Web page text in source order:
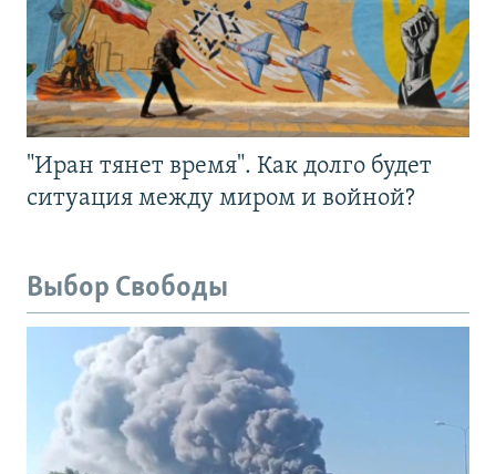
"Иран тянет время". Как долго будет
ситуация между миром и войной?
Выбор Свободы